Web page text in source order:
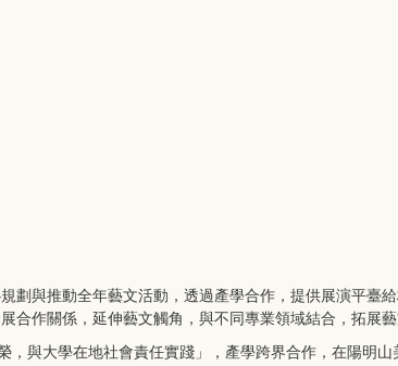
劃與推動全年藝文活動，透過產學合作，提供展演平臺
合作關係，延伸藝文觸角，與不同專業領域結合，拓展藝
，與大學在地社會責任實踐」，產學跨界合作，在陽明